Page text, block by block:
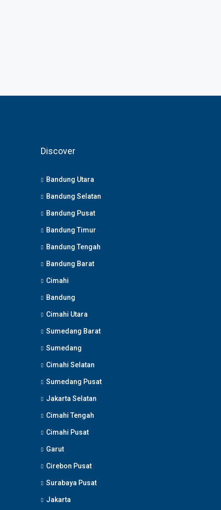
Discover
Bandung Utara
Bandung Selatan
Bandung Pusat
Bandung Timur
Bandung Tengah
Bandung Barat
Cimahi
Bandung
Cimahi Utara
Sumedang Barat
Sumedang
Cimahi Selatan
Sumedang Pusat
Jakarta Selatan
Cimahi Tengah
Cimahi Pusat
Garut
Cirebon Pusat
Surabaya Pusat
Jakarta